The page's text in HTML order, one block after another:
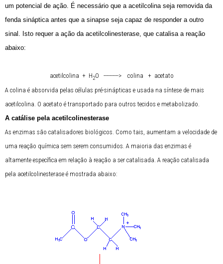
um potencial de ação. É necessário que a acetilcolina seja removida da
fenda sináptica antes que a sinapse seja capaz de responder a outro
sinal. Isto requer a ação da acetilcolinesterase, que catalisa a reação
abaixo:
acetilcolina + H2O ----------> colina + acetato
A colina é absorvida pelas células pré-sinápticas e usada na síntese de mais
acetilcolina. O acetato é transportado para outros tecidos e metabolizado.
A catálise pela acetilcolinesterase
As enzimas são catalisadores biológicos. Como tais, aumentam a velocidade de
uma reação química sem serem consumidos. A maioria das enzimas é
altamente específica em relação à reação a ser catalisada. A reação catalisada
pela acetilcolinesterase é mostrada abaixo: